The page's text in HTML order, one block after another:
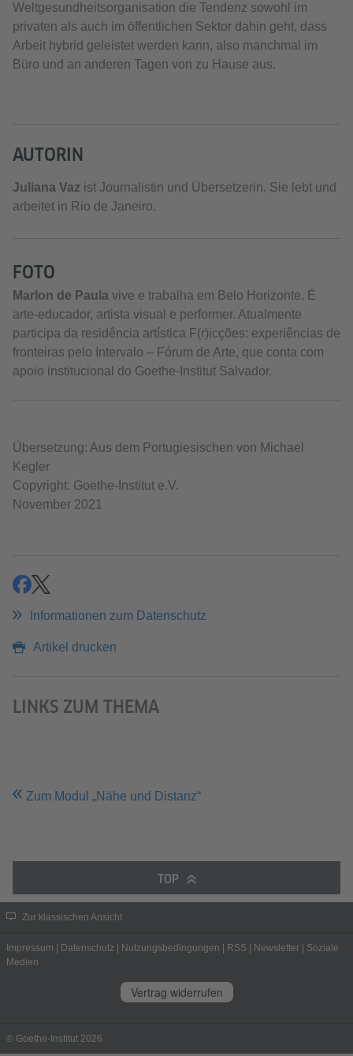
Weltgesundheitsorganisation die Tendenz sowohl im
privaten als auch im öffentlichen Sektor dahin geht, dass
Arbeit hybrid geleistet werden kann, also manchmal im
Büro und an anderen Tagen von zu Hause aus.
AUTORIN
Juliana Vaz ist Journalistin und Übersetzerin. Sie lebt und
arbeitet in Rio de Janeiro.
FOTO
Marlon de Paula vive e trabalha em Belo Horizonte. É
arte-educador, artista visual e performer. Atualmente
participa da residência artística F(r)icções: experiências de
fronteiras pelo Intervalo – Fórum de Arte, que conta com
apoio institucional do Goethe-Institut Salvador.
Übersetzung: Aus dem Portugiesischen von Michael
Kegler
Copyright: Goethe-Institut e.V.
November 2021
teilenteilen
Informationen zum Datenschutz
Artikel drucken
LINKS ZUM THEMA
Zum Modul „Nähe und Distanz“
TOP
Zur klassischen Ansicht
Impressum Datenschutz Nutzungsbedingungen RSS Newsletter
Soziale
Medien
Vertrag widerrufen
© Goethe-Institut 2026